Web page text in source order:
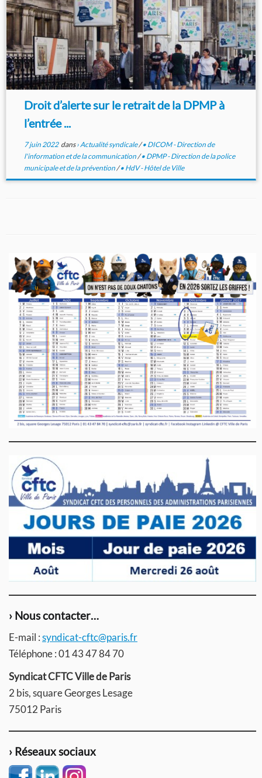
Droit d’alerte sur le retrait de la DPMP à
l’entrée ...
7 juin 2022dans› Actualité syndicale/• DICOM - Direction de
l'information et de la communication/• DPMP - Direction de la police
municipale et de la prévention/• HdV - Hôtel de Ville
› Nous contacter…
E-mail :syndicat-cftc@paris.fr
Téléphone : 01 43 47 84 70
Syndicat CFTC Ville de Paris
2 bis, square Georges Lesage
75012 Paris
› Réseaux sociaux